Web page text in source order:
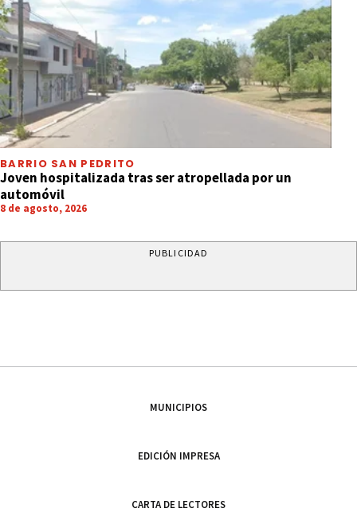
BARRIO SAN PEDRITO
Joven hospitalizada tras ser atropellada por un
automóvil
8 de agosto, 2026
PUBLICIDAD
MUNICIPIOS
EDICIÓN IMPRESA
CARTA DE LECTORES